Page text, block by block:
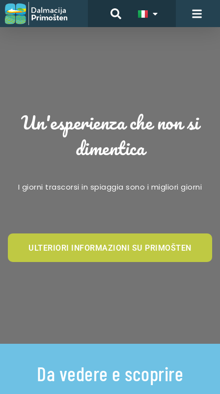
Un'esperienza che non si
dimentica
I giorni trascorsi in spiaggia sono i migliori giorni
ULTERIORI INFORMAZIONI SU PRIMOŠTEN
Da vedere e scoprire